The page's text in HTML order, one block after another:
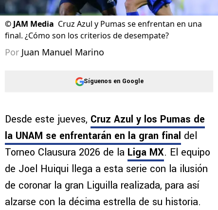
©JAM Media Cruz Azul y Pumas se enfrentan en una
final. ¿Cómo son los criterios de desempate?
Por Juan Manuel Marino
Síguenos en Google
Desde este jueves, Cruz Azul y los Pumas de
la UNAM se enfrentarán en la gran final del
Torneo Clausura 2026 de la Liga MX. El equipo
de Joel Huiqui llega a esta serie con la ilusión
de coronar la gran Liguilla realizada, para así
alzarse con la décima estrella de su historia.